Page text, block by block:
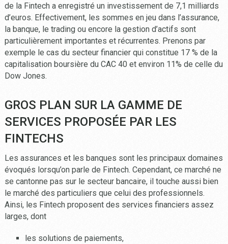
de la Fintech a enregistré un investissement de 7,1 milliards
d’euros. Effectivement, les sommes en jeu dans l’assurance,
la banque, le trading ou encore la gestion d’actifs sont
particulièrement importantes et récurrentes. Prenons par
exemple le cas du secteur financier qui constitue 17 % de la
capitalisation boursière du CAC 40 et environ 11% de celle du
Dow Jones.
GROS PLAN SUR LA GAMME DE
SERVICES PROPOSÉE PAR LES
FINTECHS
Les assurances et les banques sont les principaux domaines
évoqués lorsqu’on parle de Fintech. Cependant, ce marché ne
se cantonne pas sur le secteur bancaire, il touche aussi bien
le marché des particuliers que celui des professionnels.
Ainsi, les Fintech proposent des services financiers assez
larges, dont
les solutions de paiements,